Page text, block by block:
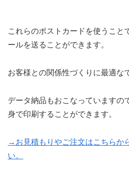
これらのポストカードを使うこと
ールを送ることができます。
お客様との関係性づくりに最適な
データ納品もおこなっていますの
身で印刷することができます。
→お見積もりやご注文はこちらか
い。